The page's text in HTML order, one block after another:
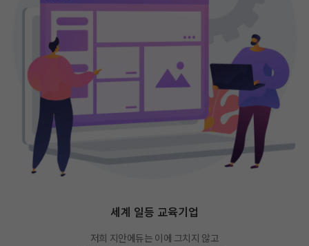
세계 일등 교육기업
저희 지안에듀는 이에 그치지 않고